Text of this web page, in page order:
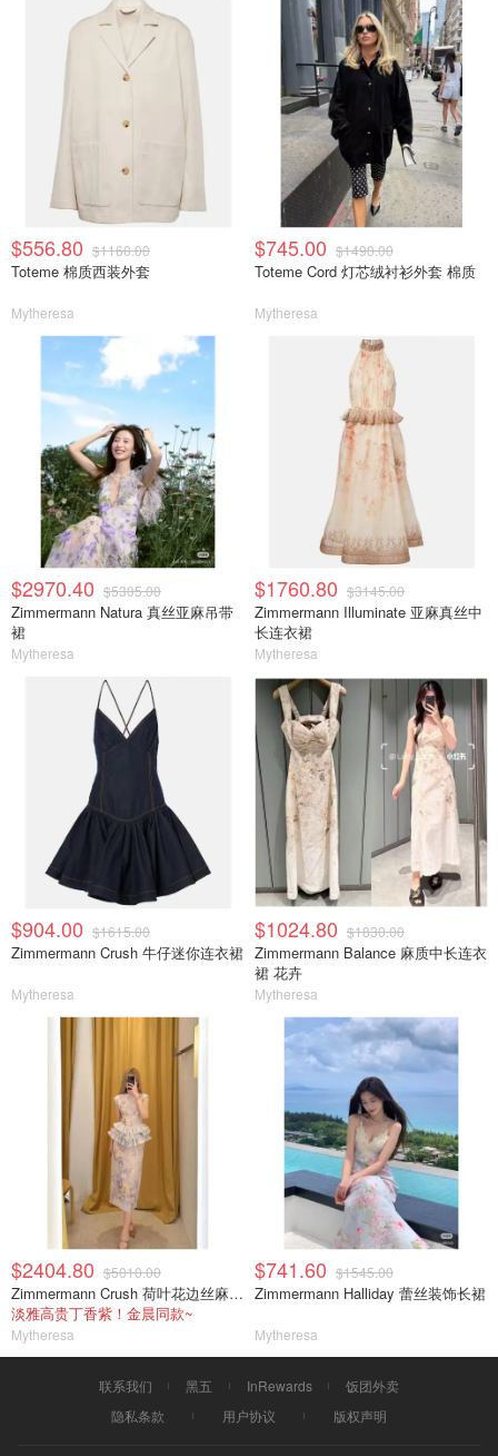
$556.80 $1160.00
Toteme 棉质西装外套
Mytheresa
$745.00 $1490.00
Toteme Cord 灯芯绒衬衫外套 棉质
Mytheresa
$2970.40 $5305.00
Zimmermann Natura 真丝亚麻吊带
裙
Mytheresa
$1760.80 $3145.00
Zimmermann Illuminate 亚麻真丝中
长连衣裙
Mytheresa
$904.00 $1615.00
Zimmermann Crush 牛仔迷你连衣裙
Mytheresa
$1024.80 $1830.00
Zimmermann Balance 麻质中长连衣
裙 花卉
Mytheresa
$2404.80 $5010.00
Zimmermann Crush 荷叶花边丝麻中裙
淡雅高贵丁香紫！金晨同款~
Mytheresa
$741.60 $1545.00
Zimmermann Halliday 蕾丝装饰长裙
Mytheresa
联系我们 黑五 InRewards
饭团外卖
隐私条款
用户协议 版权声明